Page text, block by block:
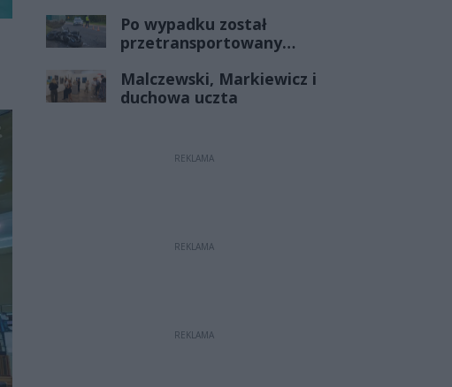
Po wypadku został
przetransportowany
Historia mrozi krew w
żyłach
Malczewski, Markiewicz i
duchowa uczta
REKLAMA
REKLAMA
REKLAMA